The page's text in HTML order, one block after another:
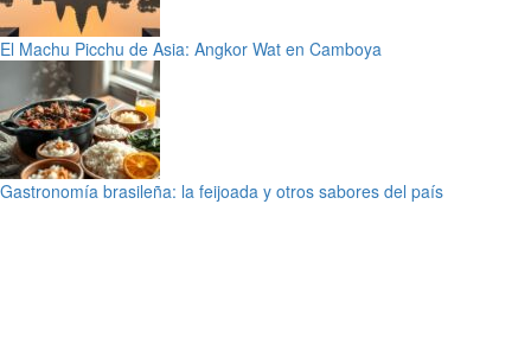
El Machu Picchu de Asia: Angkor Wat en Camboya
Gastronomía brasileña: la feijoada y otros sabores del país